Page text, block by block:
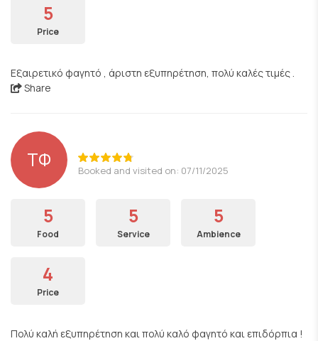
5
Price
Εξαιρετικό φαγητό , άριστη εξυπηρέτηση, πολύ καλές τιμές .
Share
ΤΦ Booked and visited on: 07/11/2025
5
Food
5
Service
5
Ambience
4
Price
Πολύ καλή εξυπηρέτηση και πολύ καλό φαγητό και επιδόρπια !